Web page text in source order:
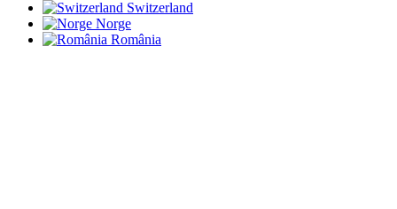
Switzerland
Norge
România